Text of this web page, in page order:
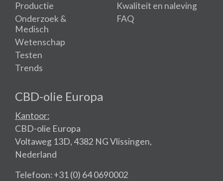
Productie
Onderzoek &
Medisch
Wetenschap
Testen
Trends
Kwaliteit en naleving
FAQ
CBD-olie Europa
Kantoor:
CBD-olie Europa
Voltaweg 13D, 4382 NG Vlissingen,
Nederland
Telefoon: +31 (0) 64 0690002